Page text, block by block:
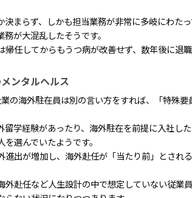
決まらず、しかも担当業務が非常に多岐にわた
が大混乱したそうです。
帰任してからもうつ病が改善せず、数年後に退
ンタルヘルス
の海外駐在員は別の言い方をすれば、「特殊
留学経験があったり、海外駐在を前提に入社し
選んでいたようです。
進出が増加し、海外赴任が「当たり前」とされ
外赴任など人生設計の中で想定していない従業